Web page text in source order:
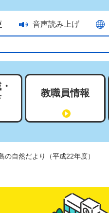
音声読み上げ
教職員情報
の自然だより（平成22年度）